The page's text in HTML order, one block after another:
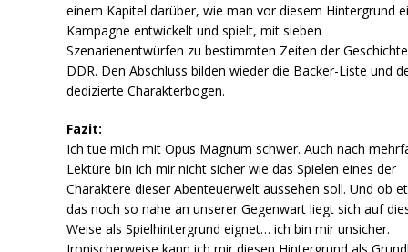
einem Kapitel darüber, wie man vor diesem Hintergrund
Kampagne entwickelt und spielt, mit sieben
Szenarienentwürfen zu bestimmten Zeiten der
DDR. Den Abschluss bilden wieder die Backer-Liste und
dedizierte Charakterbogen.
Fazit:
Ich tue mich mit Opus Magnum schwer. Auch nach
Lektüre bin ich mir nicht sicher wie das Spielen eines der
Charaktere dieser Abenteuerwelt aussehen soll. Und ob
das noch so nahe an unserer Gegenwart liegt sich auf
Weise als Spielhintergrund eignet… ich bin mir unsicher.